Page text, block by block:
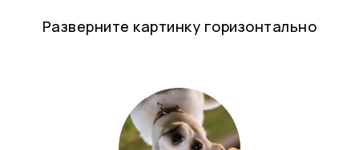
Разверните картинку горизонтально